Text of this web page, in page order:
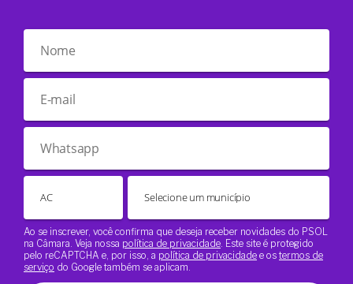
Ao se inscrever, você confirma que deseja receber novidades do PSOL
na Câmara. Veja nossa política de privacidade . Este site é protegido
pelo reCAPTCHA e, por isso, a política de privacidade e os termos de
serviço do Google também se aplicam.